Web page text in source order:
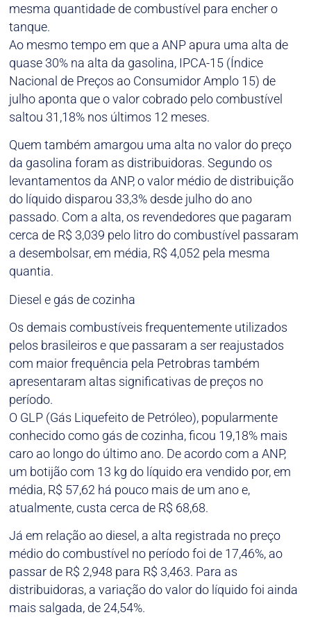
mesma quantidade de combustível para encher o
tanque.
Ao mesmo tempo em que a ANP apura uma alta de
quase 30% na alta da gasolina, IPCA-15 (Índice
Nacional de Preços ao Consumidor Amplo 15) de
julho aponta que o valor cobrado pelo combustível
saltou 31,18% nos últimos 12 meses.
Quem também amargou uma alta no valor do preço
da gasolina foram as distribuidoras. Segundo os
levantamentos da ANP, o valor médio de distribuição
do líquido disparou 33,3% desde julho do ano
passado. Com a alta, os revendedores que pagaram
cerca de R$ 3,039 pelo litro do combustível passaram
a desembolsar, em média, R$ 4,052 pela mesma
quantia.
Diesel e gás de cozinha
Os demais combustíveis frequentemente utilizados
pelos brasileiros e que passaram a ser reajustados
com maior frequência pela Petrobras também
apresentaram altas significativas de preços no
período.
O GLP (Gás Liquefeito de Petróleo), popularmente
conhecido como gás de cozinha, ficou 19,18% mais
caro ao longo do último ano. De acordo com a ANP,
um botijão com 13 kg do líquido era vendido por, em
média, R$ 57,62 há pouco mais de um ano e,
atualmente, custa cerca de R$ 68,68.
Já em relação ao diesel, a alta registrada no preço
médio do combustível no período foi de 17,46%, ao
passar de R$ 2,948 para R$ 3,463. Para as
distribuidoras, a variação do valor do líquido foi ainda
mais salgada, de 24,54%.